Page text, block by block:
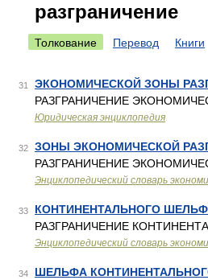
разграничение
Толкование Перевод Книги
31 ЭКОНОМИЧЕСКОЙ ЗОНЫ
РАЗГРАНИЧЕНИЕ
Юридическая энциклопедия
32 ЗОНЫ ЭКОНОМИЧЕСКОЙ
РАЗГРАНИЧЕНИЕ
Энциклопедический словарь
33 КОНТИНЕНТАЛЬНОГО
РАЗГРАНИЧЕНИЕ
Энциклопедический словарь
34 ШЕЛЬФА